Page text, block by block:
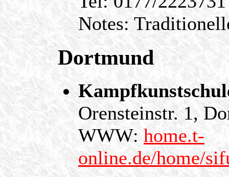
Notes:
Dortmund
Orensteinstr. 1,
WWW:home.t-
online.de/home/